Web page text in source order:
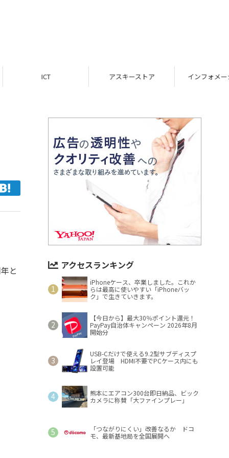
アスキーストア インフォメーション
と アクセスランキング
iPhoneケース、卒業しました。これか
らは最高に使いやすい「iPhoneバッ
ク」で生きていきます。
【今日から】最大30％ポイント還元！
PayPay自治体キャンペーン 2026年8月
開始分
USB-Cだけで使える9.2型サブディスプ
レイ登場 HDMI不要でPCケース内にも
設置可能
熊本にエアコン300台即日納品、ビック
カメラに称賛「大ファインプレー」
「つながりにくい」改善なるか ドコ
モ、最新基地局を全国展開へ